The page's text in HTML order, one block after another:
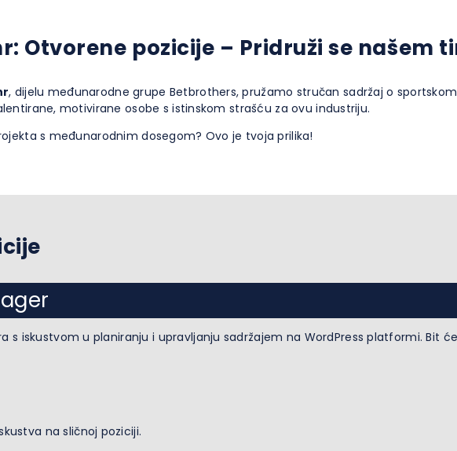
Otvorene pozicije – Pridruži se našem
, dijelu međunarodne grupe Betbrothers, pružamo stručan sadržaj o
motivirane osobe s istinskom strašću za ovu industriju.
s međunarodnim dosegom? Ovo je tvoja prilika!
s iskustvom u planiranju i upravljanju sadržajem na WordPress platformi. Bit
na sličnoj poziciji.